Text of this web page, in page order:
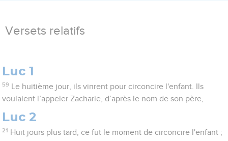
Versets relatifs
Luc 1
59
Le huitième jour, ils vinrent pour circoncire l'enfant. Ils
voulaient l’appeler Zacharie, d’après le nom de son père,
Luc 2
21 Huit jours plus tard, ce fut le moment de circoncire l'enfant ;